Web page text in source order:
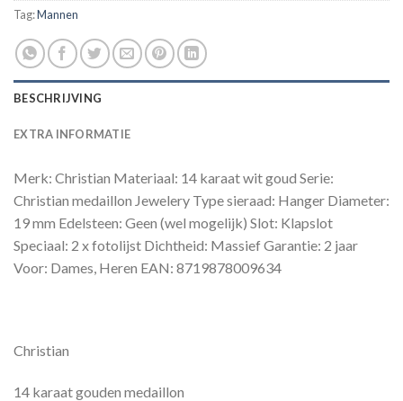
Tag:Mannen
BESCHRIJVING
EXTRA INFORMATIE
Merk: Christian Materiaal: 14 karaat wit goud Serie:
Christian medaillon Jewelery Type sieraad: Hanger Diameter:
19 mm Edelsteen: Geen (wel mogelijk) Slot: Klapslot
Speciaal: 2 x fotolijst Dichtheid: Massief Garantie: 2 jaar
Voor: Dames, Heren EAN: 8719878009634
Christian
14 karaat gouden medaillon